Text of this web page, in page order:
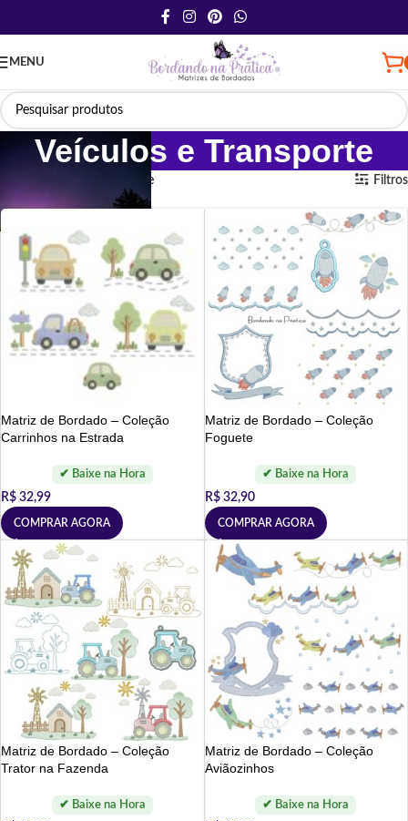
MENU
Veículos e Transporte
Veículos e Transporte Filtros
Matriz de Bordado – Coleção
Carrinhos na Estrada
R$ 32,99
COMPRAR AGORA
Matriz de Bordado – Coleção
Foguete
R$32,90
COMPRAR AGORA
Matriz de Bordado – Coleção
Trator na Fazenda
Matriz de Bordado – Coleção
Aviãozinhos